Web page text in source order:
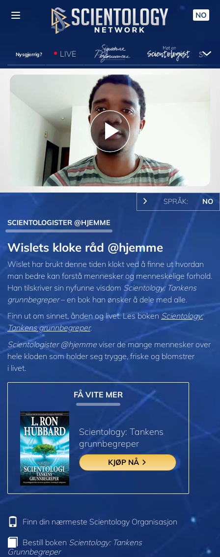
NO
Nysgjerrig? LIVE
Play
Video
SPRÅK: NO
SCIENTOLOGISTER @HJEMME
Wislets kloke råd @hjemme
Wislet har brukt denne tiden klokt ved å finne ut hvordan
man bedre kan forstå mennesker og menneskelige forhold.
Han tilskriver sin nyfunne visdom Scientology: Tankens
grunnbegreper– en bok han ønsker å dele med alle.
Finn ut om sinnet, ånden og livet. Les boken Scientology:
Tankens grunnbegreper.
Scientologister @hjemme viser de mange mennesker over
hele kloden som holder seg trygge, friske og blomstrer
i livet.
FÅ VITE MER
Scientology: Tankens
grunnbegreper
KJØP NÅ
Finn din nærmeste Scientology Organisasjon
Bestill boken Scientology: Tankens
Grunnbegreper